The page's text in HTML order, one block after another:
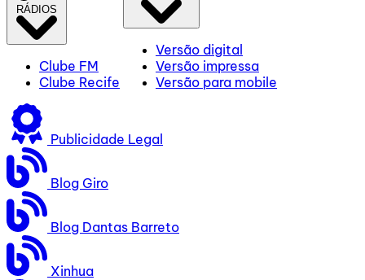
RÁDIOS
Clube FM
Clube Recife
Versão digital
Versão impressa
Versão para mobile
Publicidade Legal
Blog Giro
Blog Dantas Barreto
Xinhua